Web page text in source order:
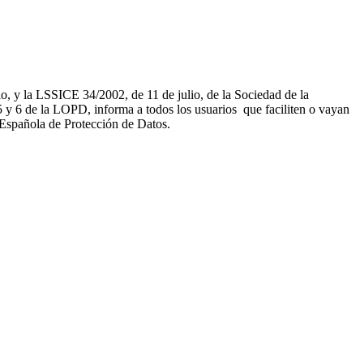
y la LSSICE 34/2002, de 11 de julio, de la Sociedad de la
de la LOPD, informa a todos los usuarios que faciliten o vayan
de Protección de Datos.